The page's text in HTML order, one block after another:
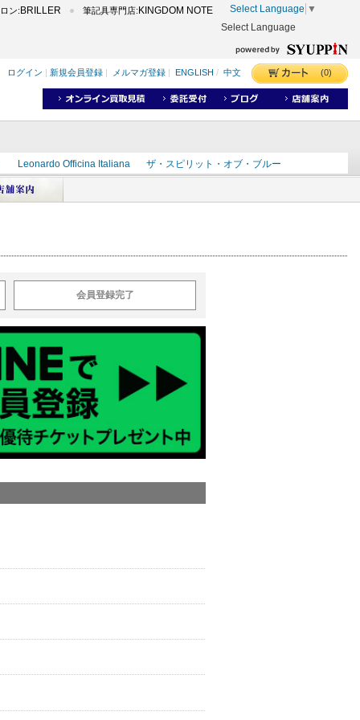
ン: BRILLER 筆記具専門店: KINGDOM NOTE Select Language ▼
Select Language
ログイン 新規会員登録 メルマガ登録 ENGLISH / 中文 (0)
Leonardo Officina Italiana
ザ・スピリット・オブ・ブルー
ラインD
ズ カヴゼットインク スーベレーン
モンブラン
会員登録完了